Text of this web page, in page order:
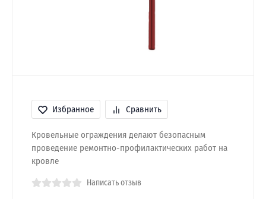
Избранное Сравнить
Кровельные ограждения делают безопасным
проведение ремонтно-профилактических работ на
кровле
Написать отзыв